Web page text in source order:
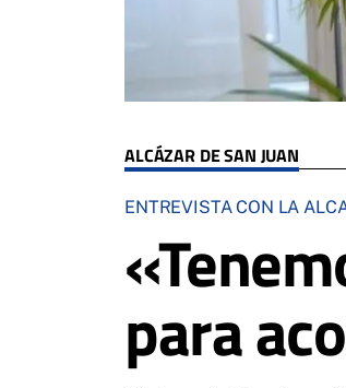
ALCÁZAR DE SAN JUAN
ENTREVISTA CON LA
para